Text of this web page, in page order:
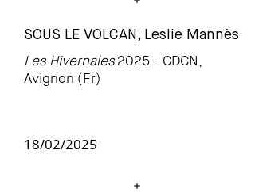
SOUS LE VOLCAN, Leslie Mannès
Les Hivernales2025 - CDCN,
Avignon (Fr)
18/02/2025